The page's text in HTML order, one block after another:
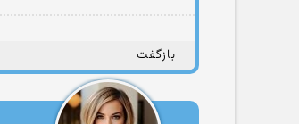
بازگفت